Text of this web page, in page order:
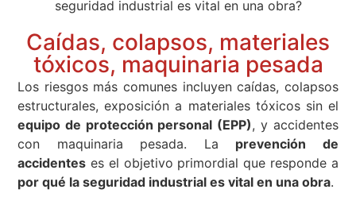
Caídas, colapsos, materiales
tóxicos, maquinaria pesada
Los riesgos más comunes incluyen caídas, colapsos
estructurales, exposición a materiales tóxicos sin el
equipo de protección personal (EPP), y accidentes
con maquinaria pesada. La prevención de
accidentes es el objetivo primordial que responde a
por qué la seguridad industrial es vital en una obra.